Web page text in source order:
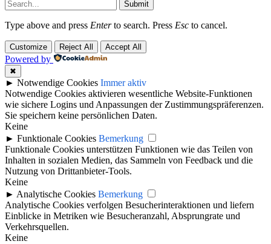
Submit
Type above and press Enterto search. Press Esc to cancel.
Customize Reject All Accept All
Powered by
✖
► Notwendige Cookies Immer aktiv
Notwendige Cookies aktivieren wesentliche Website-Funktionen
wie sichere Logins und Anpassungen der Zustimmungspräferenzen.
Sie speichern keine persönlichen Daten.
Keine
► Funktionale Cookies Bemerkung
Funktionale Cookies unterstützen Funktionen wie das Teilen von
Inhalten in sozialen Medien, das Sammeln von Feedback und die
Nutzung von Drittanbieter-Tools.
Keine
► Analytische Cookies Bemerkung
Analytische Cookies verfolgen Besucherinteraktionen und liefern
Einblicke in Metriken wie Besucheranzahl, Absprungrate und
Verkehrsquellen.
Keine